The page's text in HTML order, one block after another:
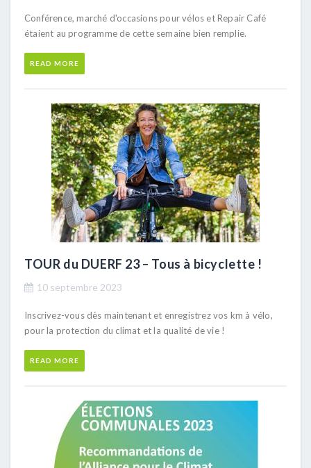
Conférence, marché d'occasions pour vélos et Repair Café
étaient au programme de cette semaine bien remplie.
READ MORE
TOUR du DUERF 23 – Tous à bicyclette !
10 septembre 2023
Inscrivez-vous dès maintenant et enregistrez vos km à vélo,
pour la protection du climat et la qualité de vie !
READ MORE